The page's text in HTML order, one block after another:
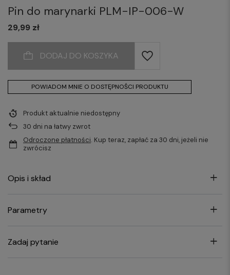
Pin do marynarki PLM-IP-006-W
29,99 zł
DODAJ DO KOSZYKA
POWIADOM MNIE O DOSTĘPNOŚCI PRODUKTU
Produkt aktualnie niedostępny
30 dni na łatwy zwrot
Odroczone płatności. Kup teraz, zapłać za 30 dni, jeżeli nie
zwrócisz
Opis i skład
Parametry
Zadaj pytanie